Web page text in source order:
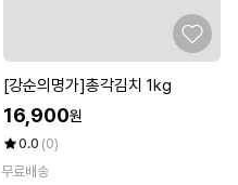
[강순의명가]총각김치 1kg
16,900원
0.0 (0)
무료배송